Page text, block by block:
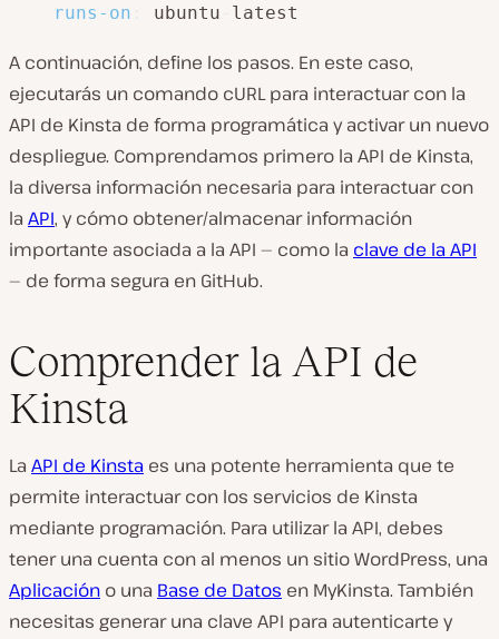
runs-on
ubuntu latest
A continuación, define los pasos. En este caso,
ejecutarás un comando cURL para interactuar con la
API de Kinsta de forma programática y activar un nuevo
despliegue. Comprendamos primero la API de Kinsta,
la diversa información necesaria para interactuar con
la API, y cómo obtener/almacenar información
importante asociada a la API — como la clave de la API
— de forma segura en GitHub.
Comprender la API de
Kinsta
La API de Kinsta es una potente herramienta que te
permite interactuar con los servicios de Kinsta
mediante programación. Para utilizar la API, debes
tener una cuenta con al menos un sitio WordPress, una
Aplicación o una Base de Datos en MyKinsta. También
necesitas generar una clave API para autenticarte y